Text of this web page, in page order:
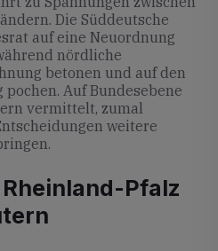
Die Süddeutsche
auf eine Neuordnung
nördliche
betonen und auf den
Auf Bundesebene
vermittelt, zumal
weitere
Pfalz